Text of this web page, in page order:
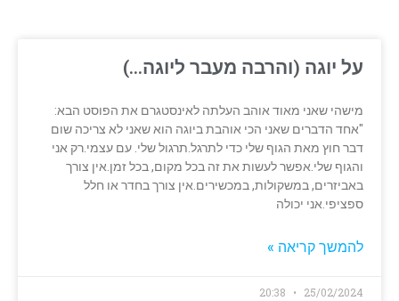
על יוגה (והרבה מעבר ליוגה…)
מישהי שאני מאוד אוהב העלתה לאינסטגרם את הפוסט הבא:
"אחד הדברים שאני הכי אוהבת ביוגה הוא שאני לא צריכה שום
דבר חוץ מאת הגוף שלי כדי לתרגל.תרגול שלי. עם עצמי.רק אני
והגוף שלי.אפשר לעשות את זה בכל מקום, בכל זמן.אין צורך
באביזרים, במשקולות, במכשירים.אין צורך בחדר או חלל
ספציפי.אני יכולה
להמשך קריאה »
25/02/2024